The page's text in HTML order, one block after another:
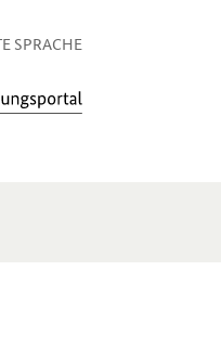
SPRACHE